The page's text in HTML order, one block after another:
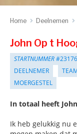
Home Deelnemen
John Op t
STARTNUMMER#23176
DEELNEMER
MOERGESTEL
In totaal heeft
Ik heb gelukkig nu